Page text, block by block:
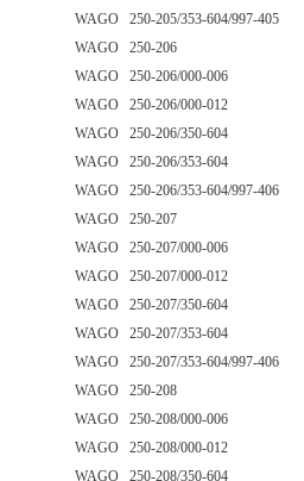
WAGO 250-205/353-604/997-405
WAGO 250-206
WAGO 250-206/000-006
WAGO 250-206/000-012
WAGO 250-206/350-604
WAGO 250-206/353-604
WAGO 250-206/353-604/997-406
WAGO 250-207
WAGO 250-207/000-006
WAGO 250-207/000-012
WAGO 250-207/350-604
WAGO 250-207/353-604
WAGO 250-207/353-604/997-406
WAGO 250-208
WAGO 250-208/000-006
WAGO 250-208/000-012
WAGO 250-208/350-604